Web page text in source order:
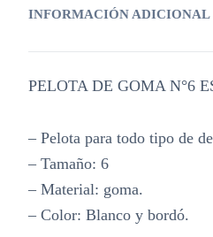
INFORMACIÓN ADICIONAL
PELOTA DE GOMA N°6
– Pelota para todo tipo de
– Tamaño: 6
– Material: goma.
– Color: Blanco y bordó.